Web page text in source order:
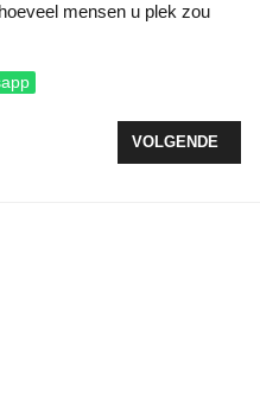
mensen u plek zou
EERSTE LITERS WATER VOOR
VOLGENDE
VOLGENDE